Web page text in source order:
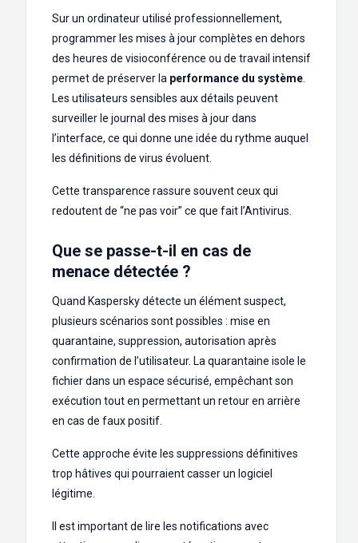
Sur un ordinateur utilisé professionnellement,
programmer les mises à jour complètes en dehors
des heures de visioconférence ou de travail intensif
permet de préserver la performance du système
Les utilisateurs sensibles aux détails peuvent
surveiller le journal des mises à jour dans
l’interface, ce qui donne une idée du rythme auquel
les définitions de virus évoluent.
Cette transparence rassure souvent ceux qui
redoutent de “ne pas voir” ce que fait l’Antivirus.
Que se passe-t-il en cas de
menace détectée ?
Quand Kaspersky détecte un élément suspect,
plusieurs scénarios sont possibles : mise en
quarantaine, suppression, autorisation après
confirmation de l’utilisateur. La quarantaine isole le
fichier dans un espace sécurisé, empêchant son
exécution tout en permettant un retour en arrière
en cas de faux positif.
Cette approche évite les suppressions définitives
trop hâtives qui pourraient casser un logiciel
légitime.
Il est important de lire les notifications avec